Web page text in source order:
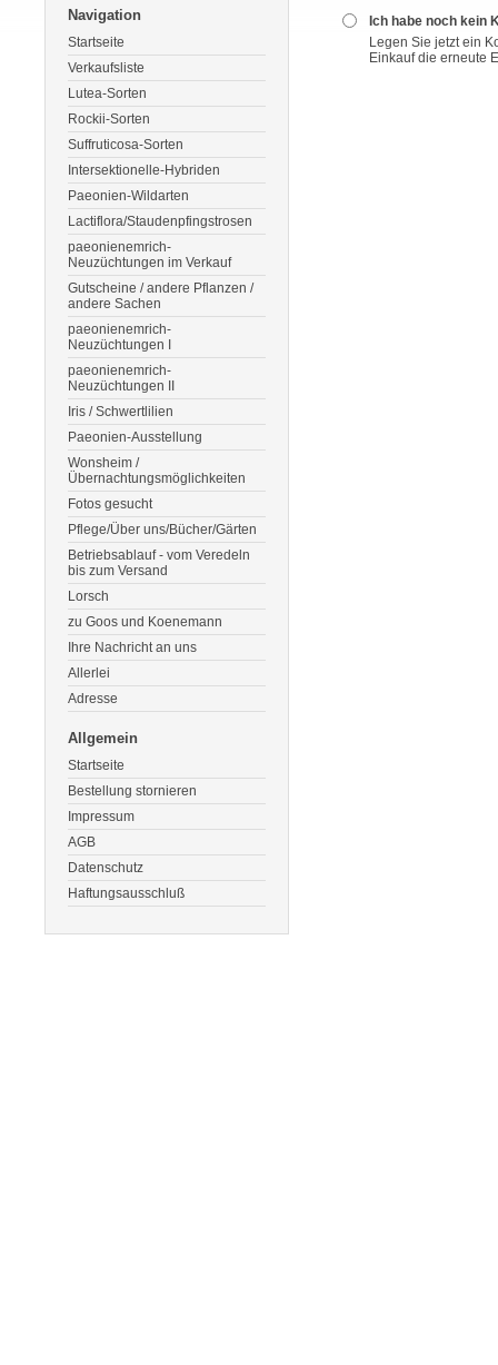
Navigation
Startseite
Verkaufsliste
Lutea-Sorten
Rockii-Sorten
Suffruticosa-Sorten
Intersektionelle-Hybriden
Paeonien-Wildarten
Lactiflora/Staudenpfingstrosen
paeonienemrich-
Neuzüchtungen im Verkauf
Gutscheine / andere Pflanzen /
andere Sachen
paeonienemrich-
Neuzüchtungen I
paeonienemrich-
Neuzüchtungen II
Iris / Schwertlilien
Paeonien-Ausstellung
Wonsheim /
Übernachtungsmöglichkeiten
Fotos gesucht
Pflege/Über uns/Bücher/Gärten
Betriebsablauf - vom Veredeln
bis zum Versand
Lorsch
zu Goos und Koenemann
Ihre Nachricht an uns
Allerlei
Adresse
Allgemein
Startseite
Bestellung stornieren
Impressum
AGB
Datenschutz
Haftungsausschluß
Ich habe noch kein
Legen Sie jetzt ein
Einkauf die erneute